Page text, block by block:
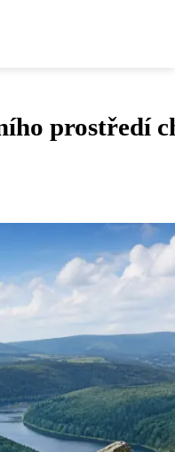
prostředí